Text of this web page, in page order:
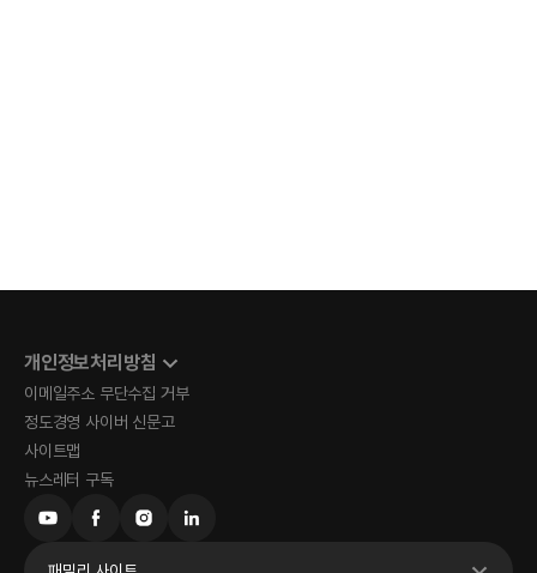
개인정보처리방침
이메일주소 무단수집 거부
정도경영 사이버 신문고
사이트맵
뉴스레터 구독